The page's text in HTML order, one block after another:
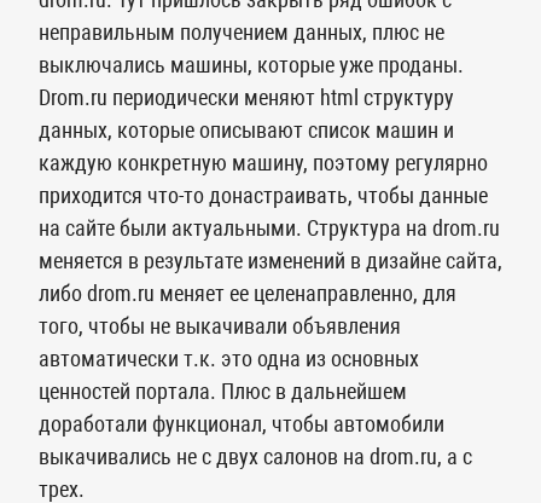
неправильным получением данных, плюс не
выключались машины, которые уже проданы.
Drom.ru периодически меняют html структуру
данных, которые описывают список машин и
каждую конкретную машину, поэтому регулярно
приходится что-то донастраивать, чтобы данные
на сайте были актуальными. Структура на drom.ru
меняется в результате изменений в дизайне сайта,
либо drom.ru меняет ее целенаправленно, для
того, чтобы не выкачивали объявления
автоматически т.к. это одна из основных
ценностей портала. Плюс в дальнейшем
доработали функционал, чтобы автомобили
выкачивались не с двух салонов на drom.ru, а с
трех.